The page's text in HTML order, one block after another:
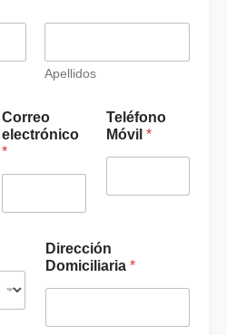
Apellidos
Correo
electrónico
*
Teléfono
Móvil *
Dirección
Domiciliaria *